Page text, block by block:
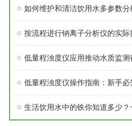
如何维护和清洁饮用水多参数分
按流程进行钠离子分析仪的实际
低量程浊度仪应用推动水质监测
低量程浊度仪操作指南：新手必